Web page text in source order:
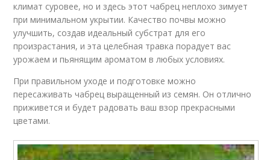
климат суровее, но и здесь этот чабрец неплохо зимует
при минимальном укрытии. Качество почвы можно
улучшить, создав идеальный субстрат для его
произрастания, и эта целебная травка порадует вас
урожаем и пьянящим ароматом в любых условиях.
При правильном уходе и подготовке можно
пересаживать чабрец выращенный из семян. Он отлично
приживется и будет радовать ваш взор прекрасными
цветами.